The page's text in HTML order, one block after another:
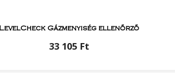
LevelCheck Gázmenyiség ellenőrző
33 105 Ft